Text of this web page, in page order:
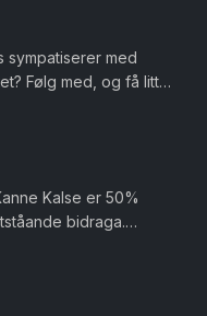
sympatiserer med
Følg med, og få litt
Kalse er 50%
bidraga.
b...